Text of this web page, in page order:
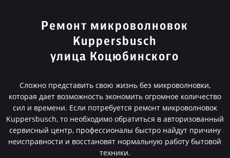
Ремонт микроволновок
Kuppersbusch
улица Коцюбинского
Сложно представить свою жизнь без микроволновки,
которая дает возможность экономить огромное количество
сил и времени. Если потребуется ремонт микроволновок
Kuppersbusch, то необходимо обратиться в авторизованный
сервисный центр, профессионалы быстро найдут причину
неисправности и восстановят нормальную работу бытовой
техники.